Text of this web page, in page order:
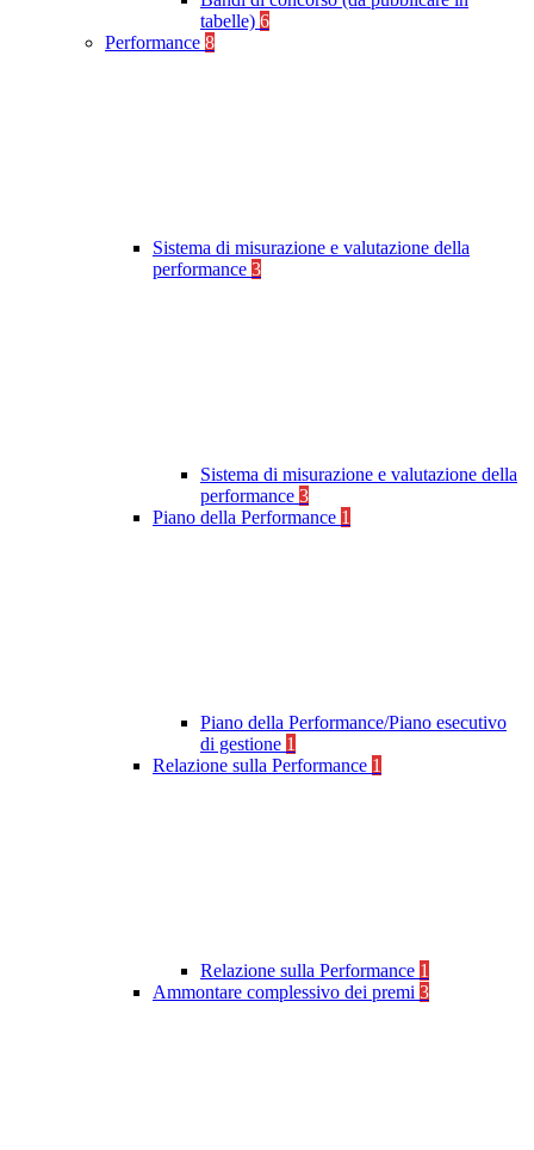
tabelle) 6
Performance 8
Sistema di misurazione e valutazione della
performance 3
Sistema di misurazione e valutazione della
performance 3
Piano della Performance 1
Piano della Performance/Piano esecutivo
di gestione 1
Relazione sulla Performance 1
Relazione sulla Performance 1
Ammontare complessivo dei premi 3